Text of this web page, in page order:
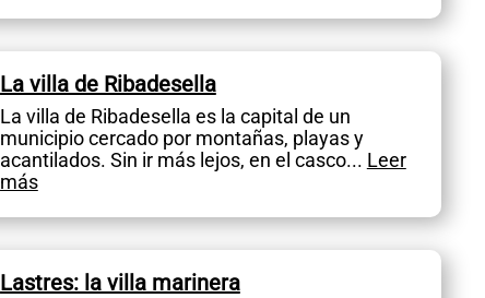
La villa de Ribadesella
La villa de Ribadesella es la capital de un
municipio cercado por montañas, playas y
acantilados. Sin ir más lejos, en el casco... Leer
más
Lastres: la villa marinera